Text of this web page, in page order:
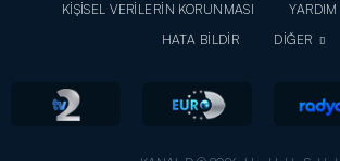
KİŞİSEL VERİLERİN KORUNMASI
YARDIM
HATA BİLDİR
DİĞER